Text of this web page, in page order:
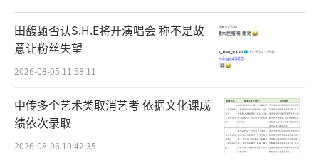
田馥甄否认S.H.E将开演唱会 称不是故
意让粉丝失望
2026-08-05 11:58:11
中传多个艺术类取消艺考 依据文化课成
绩依次录取
2026-08-06 10:42:35